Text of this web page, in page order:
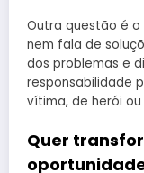
Outra questão é
nem fala de
dos problemas e
responsabilidade
vítima, de herói
Quer